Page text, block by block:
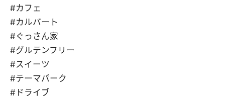
#カフェ
#カルバート
#ぐっさん家
#グルテンフリー
#スイーツ
#テーマパーク
#ドライブ